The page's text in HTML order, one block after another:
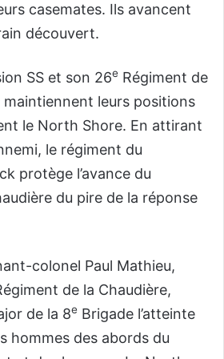
casemates. Ils avancent
découvert.
SS et son 26e Régiment de
maintiennent leurs positions
le North Shore. En attirant
le régiment du
protège l’avance du
du pire de la réponse
colonel Paul Mathieu,
de la Chaudière,
de la 8e Brigade l’atteinte
hommes des abords du